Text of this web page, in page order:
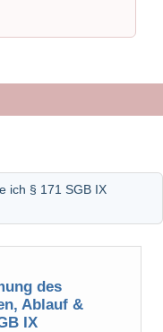
ich § 171 SGB IX
des
Ablauf &
IX